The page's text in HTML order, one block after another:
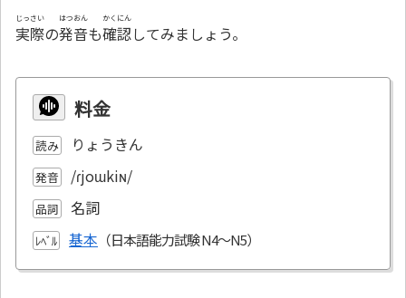
実際
じっさい
の発音
はつおん
も確認
かくにん
してみましょう。
料金
読み りょうきん
発音 /ɾjoɯkiɴ/
品詞 名詞
ﾚﾍﾞﾙ 基本